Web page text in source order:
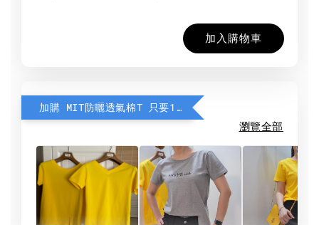
加入購物車
加購 MIT防曬透氣棉T 只要190元
瀏覽全部